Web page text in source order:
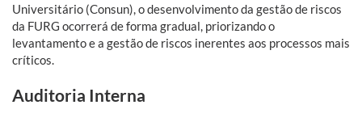
Universitário (Consun), o desenvolvimento da gestão de riscos
da FURG ocorrerá de forma gradual, priorizando o
levantamento e a gestão de riscos inerentes aos processos mais
críticos.
Auditoria Interna